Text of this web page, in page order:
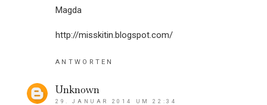
Magda
http://misskitin.blogspot.com/
ANTWORTEN
Unknown
29. JANUAR 2014 UM 22:34